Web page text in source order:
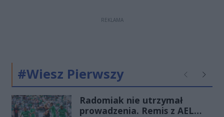
REKLAMA
#Wiesz Pierwszy Poprzednie
Radomiak nie utrzymał
prowadzenia. Remis z AEL